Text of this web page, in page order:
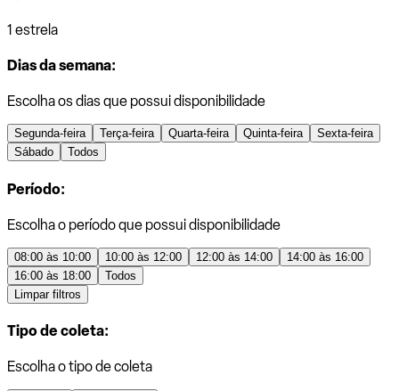
1 estrela
Dias da semana:
Escolha os dias que possui disponibilidade
Segunda-feira Terça-feira Quarta-feira Quinta-feira
Sexta-feira
Sábado
Todos
Período:
Escolha o período que possui disponibilidade
08:00 às 10:00 10:00 às 12:00 12:00 às 14:00
14:00 às 16:00
16:00 às 18:00
Todos
Limpar filtros
Tipo de coleta:
Escolha o tipo de coleta